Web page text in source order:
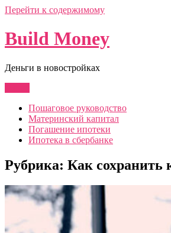
Перейти к содержимому
Build Money
Деньги в новостройках
Пошаговое руководство
Материнский капитал
Погашение ипотеки
Ипотека в сбербанке
Рубрика: Как сохранить